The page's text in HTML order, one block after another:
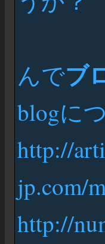
んでブ
blogに
http://
jp.com/
http://